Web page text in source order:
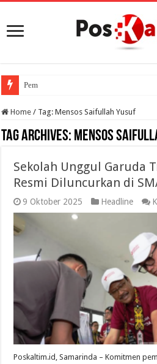
Pemerintah Pastikan
Home / Tag:Mensos Saifullah Yusuf
Tag Archives: Mensos
Sekolah Unggul Garuda
Resmi Diluncurkan di
9 Oktober 2025 Headline
Poskaltim.id, Samarinda – Komitmen